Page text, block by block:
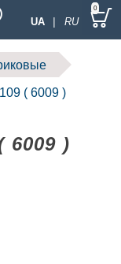
UA | RU
0
109 ( 6009 )
6009 )